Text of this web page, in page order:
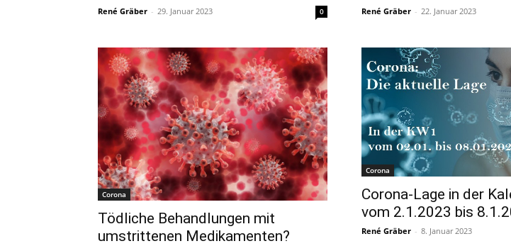
René Gräber - 29. Januar 2023 0 René Gräber - 22. Januar 2023
Corona
Tödliche Behandlungen mit
umstrittenen Medikamenten?
Corona
Corona-Lage in der
vom 2.1.2023 bis
René Gräber - 8. Januar 2023